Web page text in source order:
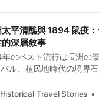
太平清醮與 1894 鼠疫
深層敘事
年のペスト流行は長洲の
ル、植民地時代の境界
Historical Travel Stories